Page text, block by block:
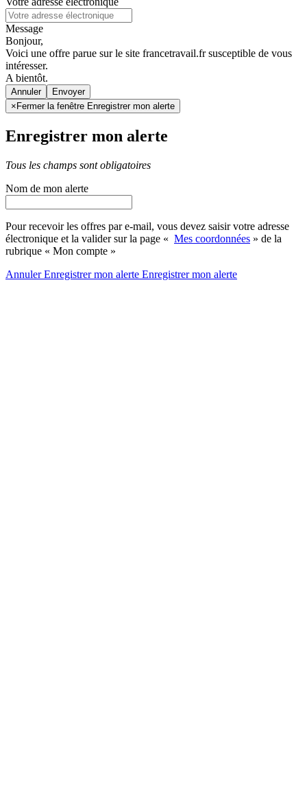
Message
Bonjour,
Voici une offre parue sur le site francetravail.fr susceptible de vous
intéresser.
A bientôt.
Annuler
×Fermer la fenêtre Enregistrer mon alerte
Enregistrer mon alerte
Tous les champs sont obligatoires
Nom de mon alerte
Pour recevoir les offres par e-mail, vous devez saisir votre adresse
électronique et la valider sur la page « Mes coordonnées » de la
rubrique « Mon compte »
AnnulerEnregistrer mon alerte Enregistrermon alerte